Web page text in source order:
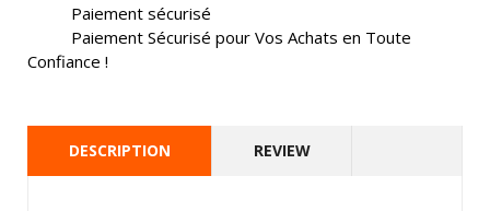
Paiement sécurisé
Paiement Sécurisé pour Vos Achats en Toute
Confiance !
DESCRIPTION REVIEW